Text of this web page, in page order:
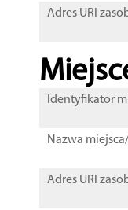
Adres URI
Identyfikator
Nazwa
Adres URI